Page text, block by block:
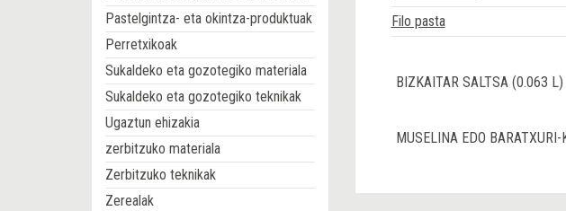
Pastelgintza- eta okintza-produktuak
Perretxikoak
Sukaldeko eta gozotegiko materiala
Sukaldeko eta gozotegiko teknikak
Ugaztun ehizakia
zerbitzuko materiala
Zerbitzuko teknikak
Zerealak
Filo pasta
BIZKAITAR SALTSA (0.063 L)
MUSELINA EDO